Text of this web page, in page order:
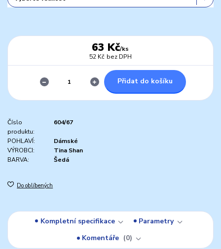
63 Kč/ks
52 Kč bez DPH
Přidat do košíku
Číslo
produktu:
604/67
POHLAVÍ:
Dámské
VÝROBCI:
Tina Shan
BARVA:
Šedá
Do oblíbených
Kompletní specifikace
Parametry
Komentáře
0